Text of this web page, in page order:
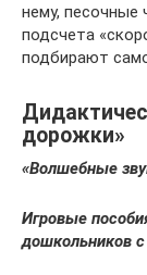
нему, песочные
подсчета
подбирают
дорожки»
«Волшебные
Игровые
дошкольников